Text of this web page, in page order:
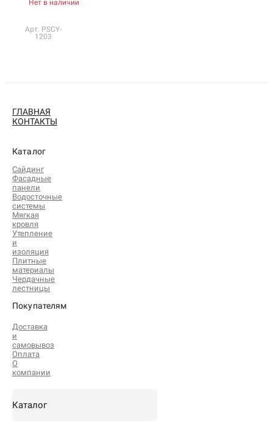
Нет в наличии
Арт. PSCY-
1203
ГЛАВНАЯ
КОНТАКТЫ
Каталог
Сайдинг
Фасадные
панели
Водосточные
системы
Мягкая
кровля
Утепление
и
изоляция
Плитные
материалы
Чердачные
лестницы
Покупателям
Доставка
и
самовывоз
Оплата
О
компании
Каталог